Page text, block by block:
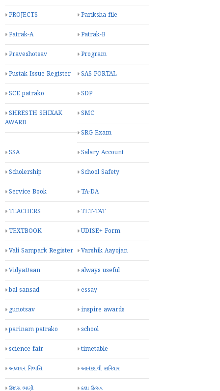
PROJECTS Pariksha file
Patrak-A Patrak-B
Praveshotsav Program
Pustak Issue Register SAS PORTAL
SCE patrako SDP
SHRESTH SHIXAK
AWARD
SMC
SRG Exam
SSA Salary Account
Scholership School Safety
Service Book TA-DA
TEACHERS TET-TAT
TEXTBOOK UDISE+ Form
Vali Sampark Register Varshik Aayojan
VidyaDaan always useful
bal sansad essay
gunotsav inspire awards
parinam patrako school
science fair timetable
અધ્યયન નિષ્પત્તિ આનંદદાયી શનિવાર
ઉજાસ ભણી કલા ઉત્સવ